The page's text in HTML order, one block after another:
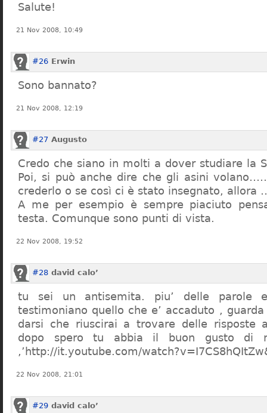
Salute!
21 Nov 2008, 10:49
#26 Erwin
Sono bannato?
21 Nov 2008, 12:19
#27 Augusto
Credo che siano in molti a dover studiare la
Poi, si può anche dire che gli asini
crederlo o se così ci è stato insegnato,
A me per esempio è sempre piaciuto
testa. Comunque sono punti di vista.
22 Nov 2008, 19:52
#28 david calo’
tu sei un antisemita. piu’ delle parole
testimoniano quello che e’ accaduto , guarda
darsi che riuscirai a trovare delle risposte
dopo spero tu abbia il buon gusto di
,’http://it.youtube.com/
22 Nov 2008, 21:01
#29 david calo’